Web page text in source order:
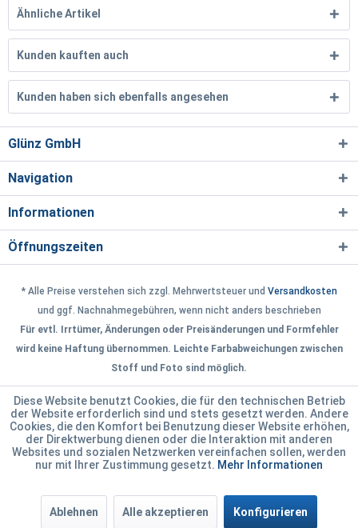
Ähnliche Artikel
Kunden kauften auch
Kunden haben sich ebenfalls angesehen
Glünz GmbH
Navigation
Informationen
Öffnungszeiten
* Alle Preise verstehen sich zzgl. Mehrwertsteuer und Versandkosten
und ggf. Nachnahmegebühren, wenn nicht anders beschrieben
Für evtl. Irrtümer, Änderungen oder Preisänderungen und Formfehler
wird keine Haftung übernommen. Leichte Farbabweichungen zwischen
Stoff und Foto sind möglich.
Diese Website benutzt Cookies, die für den technischen Betrieb
der Website erforderlich sind und stets gesetzt werden. Andere
Cookies, die den Komfort bei Benutzung dieser Website erhöhen,
der Direktwerbung dienen oder die Interaktion mit anderen
Websites und sozialen Netzwerken vereinfachen sollen, werden
nur mit Ihrer Zustimmung gesetzt. Mehr Informationen
Ablehnen Alle akzeptieren Konfigurieren